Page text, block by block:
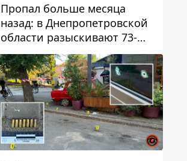
Пропал больше месяца
назад: в Днепропетровской
области разыскивают 73-
летнего мужчину